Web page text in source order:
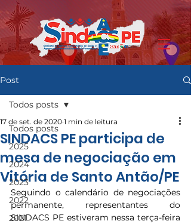
Post
Todos posts
2025
2024
2023
2022
2021
Todos posts
SINDACS PE participa de
mesa de negociação em
Vitória de Santo Antão/PE
17 de set. de 2020 1 min de leitura
Seguindo o calendário de negociações
permanente, representantes do
SINDACS PE estiveram nessa terça-feira